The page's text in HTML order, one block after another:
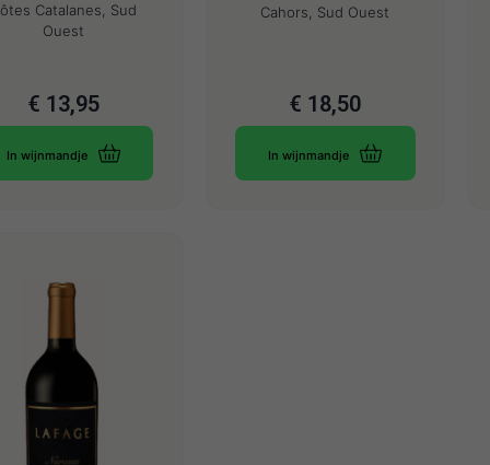
Catalanes, Sud
Ouest
€ 13,95
In wijnmandje
Cahors, Sud Ouest
€ 18,50
In wijnmandje